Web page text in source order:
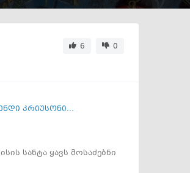
6
0
კრიუსონი...
სანტა ყავს მოსაძებნი